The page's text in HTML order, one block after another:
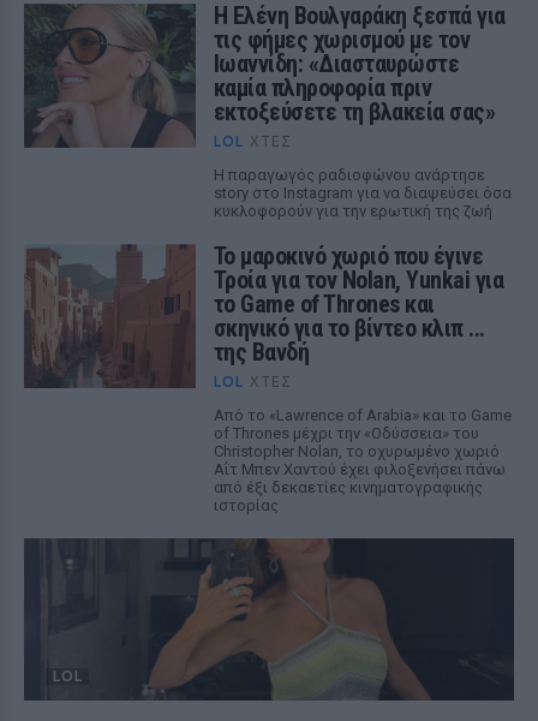
Η Ελένη Βουλγαράκη ξεσπά για
τις φήμες χωρισμού με τον
Ιωαννίδη: «Διασταυρώστε
καμία πληροφορία πριν
εκτοξεύσετε τη βλακεία σας»
LOL ΧΤΕΣ
Η παραγωγός ραδιοφώνου ανάρτησε
story στο Instagram για να διαψεύσει όσα
κυκλοφορούν για την ερωτική της ζωή
Το μαροκινό χωριό που έγινε
Τροία για τον Nolan, Yunkai για
το Game of Thrones και
σκηνικό για το βίντεο κλιπ ...
της Βανδή
LOL ΧΤΕΣ
Από το «Lawrence of Arabia» και το Game
of Thrones μέχρι την «Οδύσσεια» του
Christopher Nolan, το οχυρωμένο χωριό
Αΐτ Μπεν Χαντού έχει φιλοξενήσει πάνω
από έξι δεκαετίες κινηματογραφικής
ιστορίας
LOL